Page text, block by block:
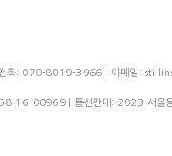
| 전화: 070-8019-3966 | 이메일:
16-00969| 통신판매: 2023-서울